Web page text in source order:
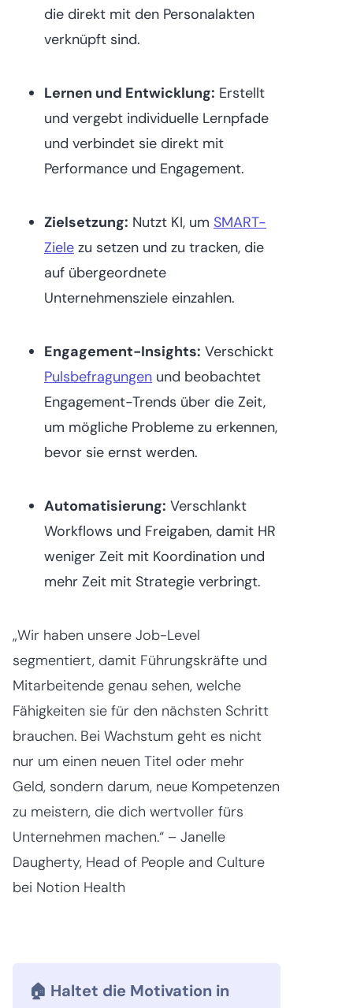
die direkt mit den Personalakten
verknüpft sind.
Lernen und Entwicklung: Erstellt
und vergebt individuelle Lernpfade
und verbindet sie direkt mit
Performance und Engagement.
Zielsetzung: Nutzt KI, um SMART-
Ziele zu setzen und zu tracken, die
auf übergeordnete
Unternehmensziele einzahlen.
Engagement-Insights: Verschickt
Pulsbefragungen und beobachtet
Engagement-Trends über die Zeit,
um mögliche Probleme zu erkennen,
bevor sie ernst werden.
Automatisierung: Verschlankt
Workflows und Freigaben, damit HR
weniger Zeit mit Koordination und
mehr Zeit mit Strategie verbringt.
„Wir haben unsere Job-Level
segmentiert, damit Führungskräfte und
Mitarbeitende genau sehen, welche
Fähigkeiten sie für den nächsten Schritt
brauchen. Bei Wachstum geht es nicht
nur um einen neuen Titel oder mehr
Geld, sondern darum, neue Kompetenzen
zu meistern, die dich wertvoller fürs
Unternehmen machen.“ – Janelle
Daugherty, Head of People and Culture
bei Notion Health
🏠 Haltet die Motivation in